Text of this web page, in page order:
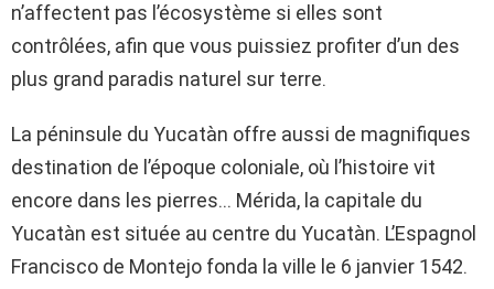
n’affectent pas l’écosystème si elles sont
contrôlées, afin que vous puissiez profiter d’un des
plus grand paradis naturel sur terre.
La péninsule du Yucatàn offre aussi de magnifiques
destination de l’époque coloniale, où l’histoire vit
encore dans les pierres… Mérida, la capitale du
Yucatàn est située au centre du Yucatàn. L’Espagnol
Francisco de Montejo fonda la ville le 6 janvier 1542.